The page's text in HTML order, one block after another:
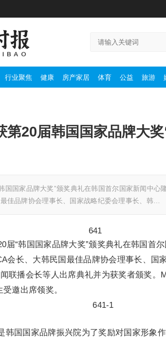
行业聚焦 健康 房产家居 体育 公益 旅游
第20届韩国国家品牌大
国国家品牌大奖”颁奖典礼在韩国首尔国家新闻中心
佳品牌协会理事长、国家战略纪委会理事长、韩…
届“韩国国家品牌大奖”颁奖典礼在韩国首
会长、大韩民国最佳品牌协会理事长、国
联播会长等人出席典礼并为获奖者颁奖。
邀出席领奖。
韩国国家品牌振兴院为了奖励对国家形象